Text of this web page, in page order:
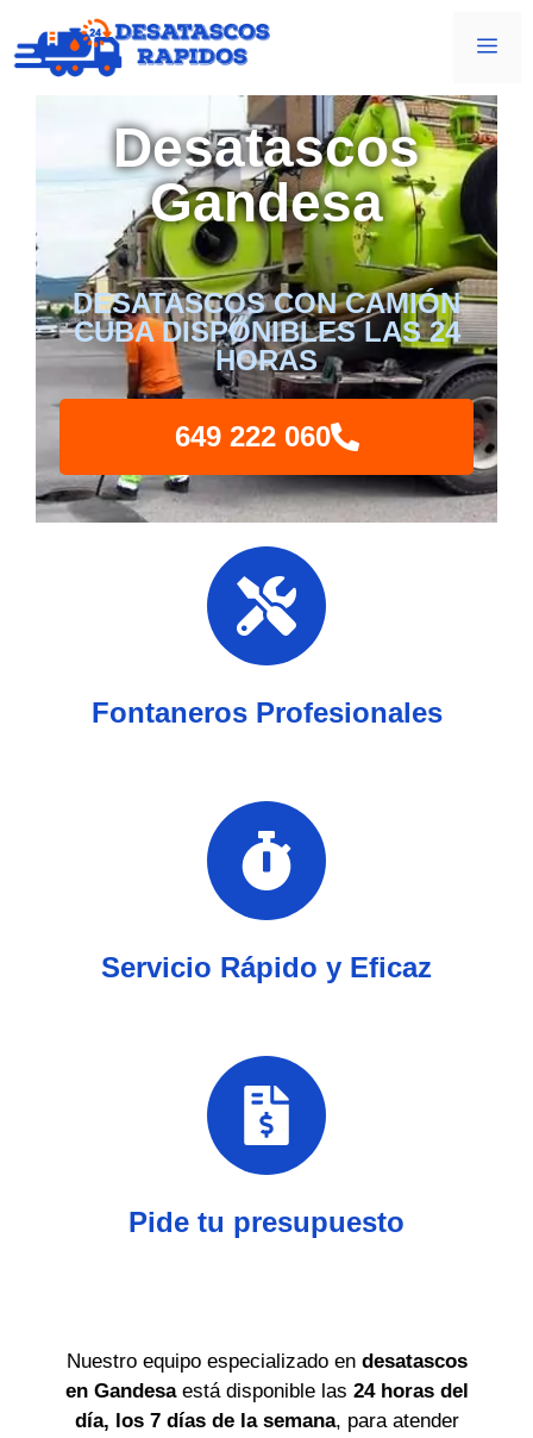
Desatascos
Gandesa
DESATASCOS CON CAMIÓN
CUBA DISPONIBLES LAS 24
HORAS
649 222 060
Fontaneros Profesionales
Servicio Rápido y Eficaz
Pide tu presupuesto
Nuestro equipo especializado en desatascos
en Gandesa está disponible las 24 horas del
día, los 7 días de la semana, para atender